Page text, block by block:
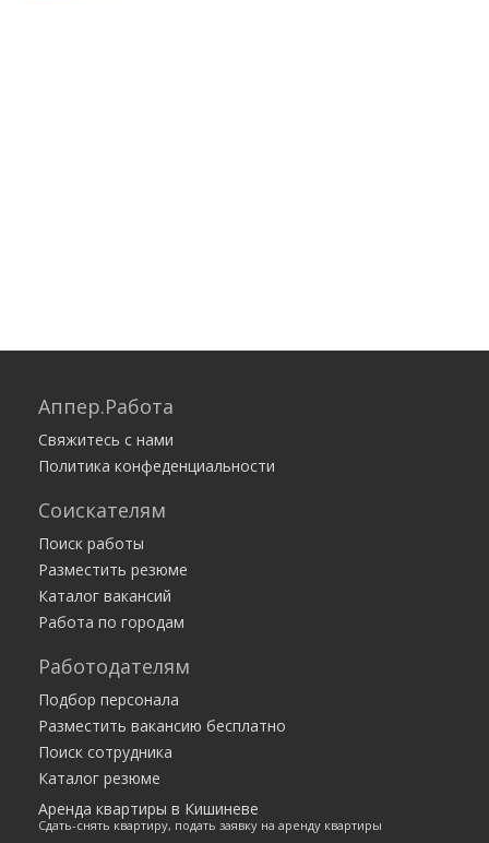
Аппер.Работа
Свяжитесь с нами
Политика конфеденциальности
Соискателям
Поиск работы
Разместить резюме
Каталог вакансий
Работа по городам
Работодателям
Подбор персонала
Разместить вакансию бесплатно
Поиск сотрудника
Каталог резюме
Аренда квартиры в Кишиневе
Сдать-снять квартиру, подать заявку на аренду квартиры